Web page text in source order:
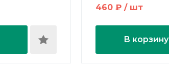
460 ₽ / шт
В корзину